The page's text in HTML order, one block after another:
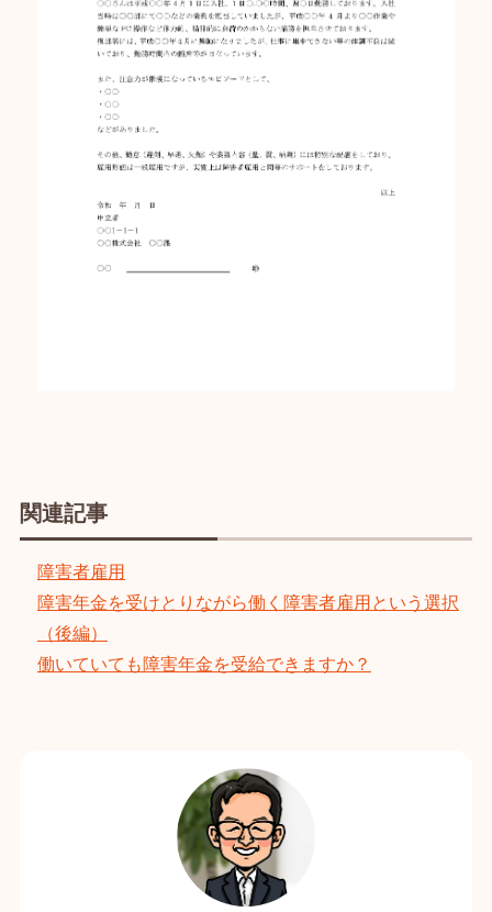
関連記事
障害者雇用
障害年金を受けとりながら働く障害者雇用という選択
（後編）
働いていても障害年金を受給できますか？